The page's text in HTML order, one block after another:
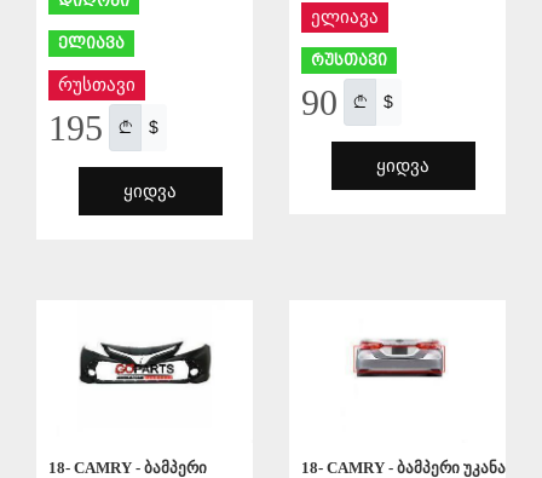
ელიავა
რუსთავი
195 $
ᲧᲘᲓᲕᲐ
ელიავა
რუსთავი
90 $
ᲧᲘᲓᲕᲐ
18- CAMRY - ბამპერი
18- CAMRY - ბამპერი უკანა